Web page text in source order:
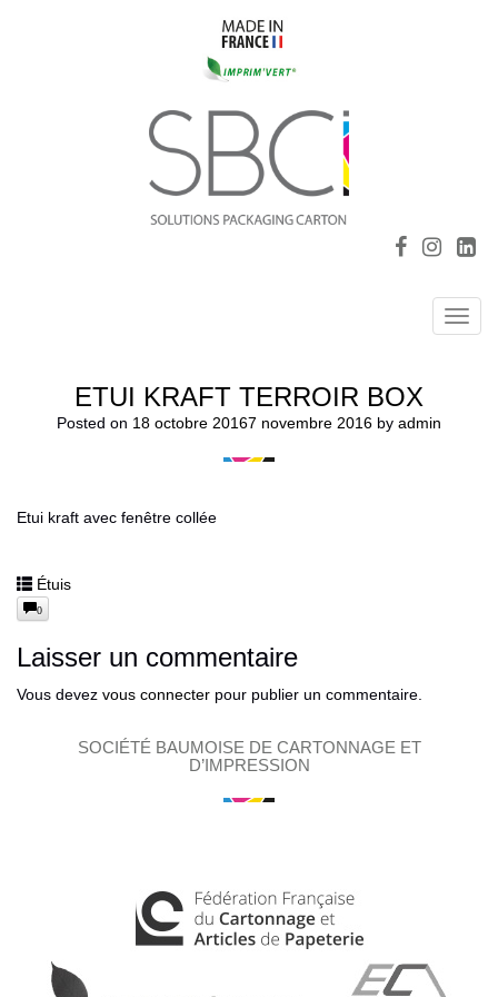
ETUI KRAFT TERROIR BOX
Posted on 18 octobre 20167 novembre 2016 by admin
Etui kraft avec fenêtre collée
Étuis
0
Laisser un commentaire
Vous devez vous connecter pour publier un commentaire.
SOCIÉTÉ BAUMOISE DE CARTONNAGE ET
D’IMPRESSION